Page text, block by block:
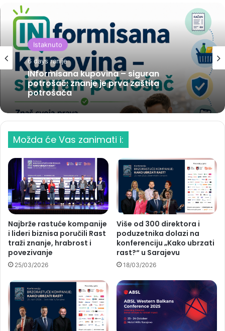
Istaknuto
6 days ranije
INformisana kupovina – siguran
potrošač: znanje je prva zaštita
potrošača
Možda će Vas zanimati i:
Najbrže rastuće kompanije
i lideri biznisa poručili Rast
traži znanje, hrabrost i
povezivanje
25/03/2026
Više od 300 direktora i
poduzetnika dolazi na
konferenciju „Kako ubrzati
rast?“ u Sarajevu
18/03/2026